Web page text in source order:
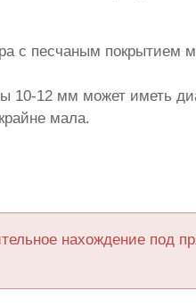
с песчаным покрытием
10-12 мм может иметь
мала.
нахождение под